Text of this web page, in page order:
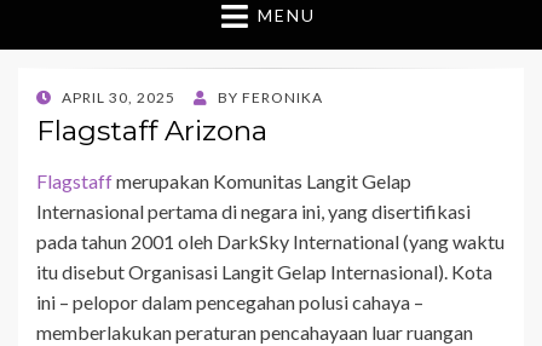
MENU
POSTED
ON
APRIL 30, 2025 BY FERONIKA
Flagstaff Arizona
Flagstaffmerupakan Komunitas Langit Gelap
Internasional pertama di negara ini, yang disertifikasi
pada tahun 2001 oleh DarkSky International (yang waktu
itu disebut Organisasi Langit Gelap Internasional). Kota
ini – pelopor dalam pencegahan polusi cahaya –
memberlakukan peraturan pencahayaan luar ruangan